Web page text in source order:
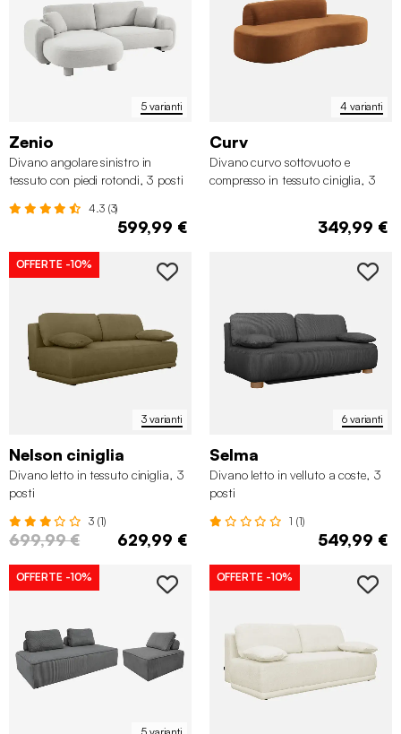
5 varianti
Zenio
Divano angolare sinistro in
tessuto con piedi rotondi, 3 posti
4.3 (3)
599,99 €
4 varianti
Curv
Divano curvo sottovuoto e
compresso in tessuto ciniglia, 3
349,99 €
3 varianti
OFFERTE -10%
Nelson ciniglia
Divano letto in tessuto ciniglia, 3
posti
3 (1)
699,99 € 629,99 €
6 varianti
Selma
Divano letto in velluto a coste, 3
posti
1 (1)
549,99 €
OFFERTE -10% OFFERTE -10%